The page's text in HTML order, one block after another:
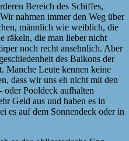
Bereich des Schiffes,
nahmen immer den Weg über
männlich wie weiblich, die
räkeln, die man lieber nicht
noch recht ansehnlich. Aber
des Balkons der
Manche Leute kennen keine
dass wir uns eh nicht mit den
oder Pooldeck aufhalten
Geld aus und haben es in
es auf dem Sonnendeck oder in